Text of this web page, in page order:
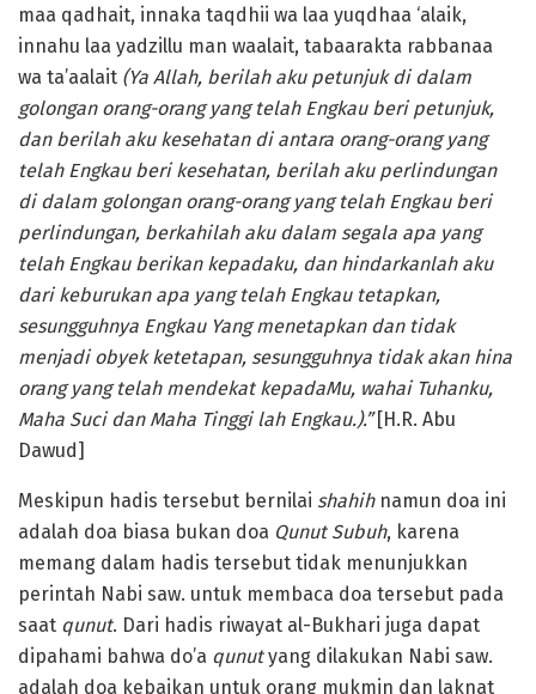
maa qadhait, innaka taqdhii wa laa yuqdhaa ‘alaik,
innahu laa yadzillu man waalait, tabaarakta rabbanaa
wa ta’aalait (Ya Allah, berilah aku petunjuk di dalam
golongan orang-orang yang telah Engkau beri petunjuk,
dan berilah aku kesehatan di antara orang-orang yang
telah Engkau beri kesehatan, berilah aku perlindungan
di dalam golongan orang-orang yang telah Engkau beri
perlindungan, berkahilah aku dalam segala apa yang
telah Engkau berikan kepadaku, dan hindarkanlah aku
dari keburukan apa yang telah Engkau tetapkan,
sesungguhnya Engkau Yang menetapkan dan tidak
menjadi obyek ketetapan, sesungguhnya tidak akan hina
orang yang telah mendekat kepadaMu, wahai Tuhanku,
Maha Suci dan Maha Tinggi lah Engkau.).”[H.R. Abu
Dawud]
Meskipun hadis tersebut bernilai shahihnamun doa ini
adalah doa biasa bukan doa Qunut Subuh, karena
memang dalam hadis tersebut tidak menunjukkan
perintah Nabi saw. untuk membaca doa tersebut pada
saat qunut. Dari hadis riwayat al-Bukhari juga dapat
dipahami bahwa do’a qunutyang dilakukan Nabi saw.
adalah doa kebaikan untuk orang mukmin dan laknat